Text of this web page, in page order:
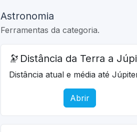
Astronomia
Ferramentas da categoria.
🔭 Distância da Terra a
Distância atual e média até
Abrir